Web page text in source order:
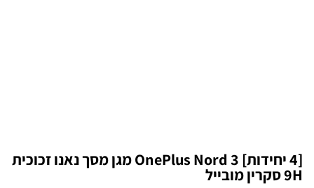
[4 יחידות] OnePlus Nord 3 מגן מסך נאנו זכוכית
9H סקרין מובייל